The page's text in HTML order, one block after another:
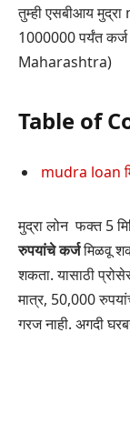
तुम्ही एसबीआय
1000000 पर्यंत
Maharashtra)
Table of
mudra loan
मुद्रा लोन फक्त 5
रुपयांचे कर्जमिळवू
शकता. यासाठी
मात्र, 50,000
गरज नाही. अगदी